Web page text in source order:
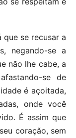
se recusar a
negando-se a
não lhe cabe, a
se de
é açoitada,
onde você
É assim que
coração, sem